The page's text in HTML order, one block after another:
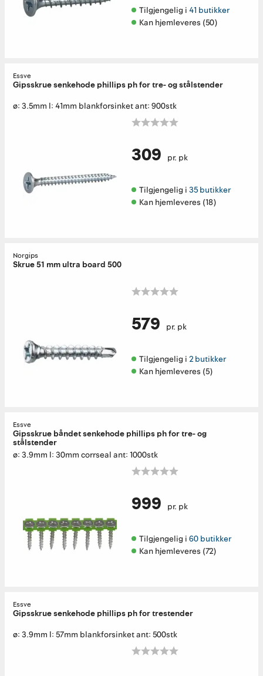
Tilgjengelig i 41 butikker
Kan hjemleveres (50)
Essve
Gipsskrue senkehode phillips ph for tre- og stålstender
ø: 3.5mm l: 41mm blankforsinket ant: 900stk
309 pr. pk
Tilgjengelig i 35 butikker
Kan hjemleveres (18)
Norgips
Skrue 51 mm ultra board 500
579 pr. pk
Tilgjengelig i 2 butikker
Kan hjemleveres (5)
Essve
Gipsskrue båndet senkehode phillips ph for tre- og
stålstender
ø: 3.9mm l: 30mm corrseal ant: 1000stk
999 pr. pk
Tilgjengelig i 60 butikker
Kan hjemleveres (72)
Essve
Gipsskrue senkehode phillips ph for trestender
ø: 3.9mm l: 57mm blankforsinket ant: 500stk